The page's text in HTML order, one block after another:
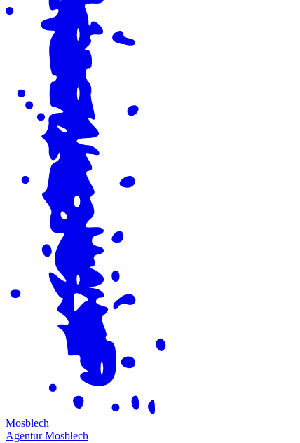
Mosblech
Agentur Mosblech